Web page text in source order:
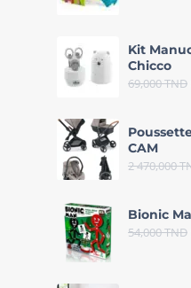
Kit
Chicco
69,000TND
CAM
2 470,000
Bionic
54,000TND